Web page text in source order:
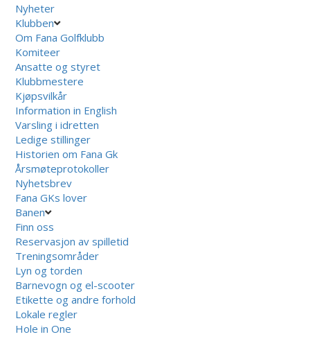
Nyheter
Klubben
Om Fana Golfklubb
Komiteer
Ansatte og styret
Klubbmestere
Kjøpsvilkår
Information in English
Varsling i idretten
Ledige stillinger
Historien om Fana Gk
Årsmøteprotokoller
Nyhetsbrev
Fana GKs lover
Banen
Finn oss
Reservasjon av spilletid
Treningsområder
Lyn og torden
Barnevogn og el-scooter
Etikette og andre forhold
Lokale regler
Hole in One